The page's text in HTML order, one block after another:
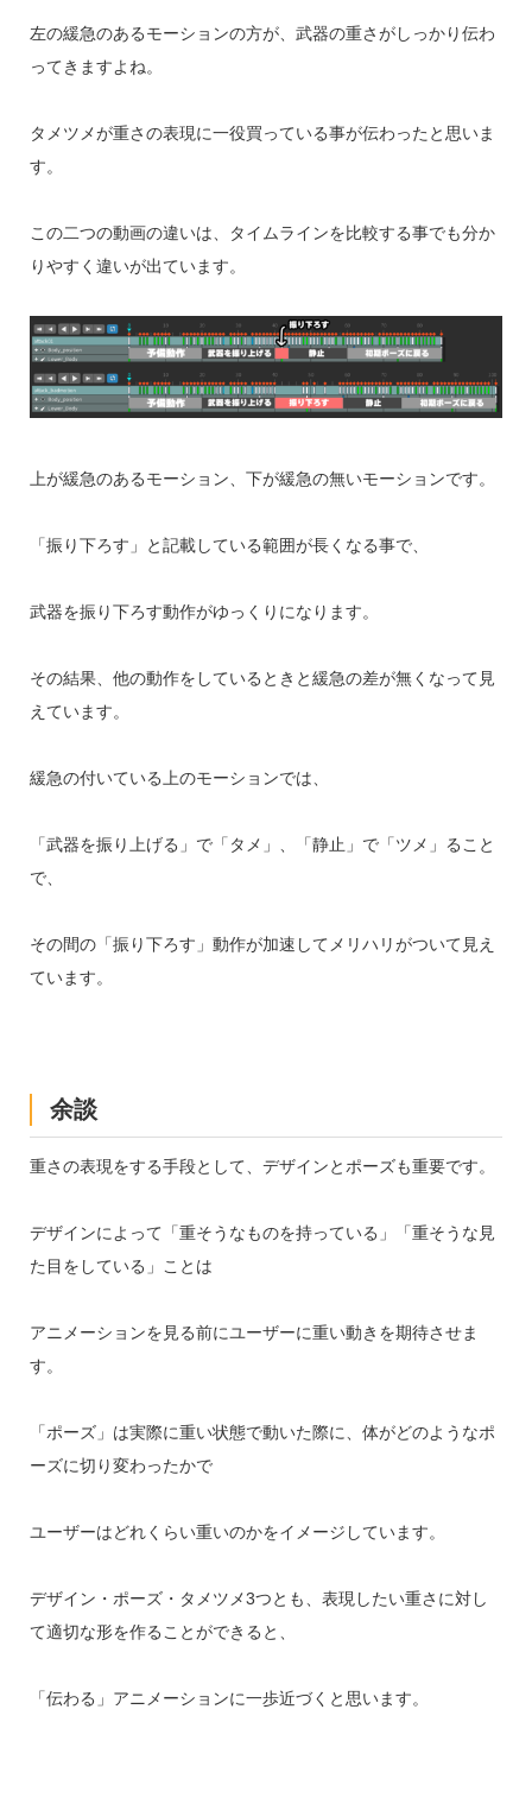
左の緩急のあるモーションの方が、武器の重さがしっかり伝わ
ってきますよね。
タメツメが重さの表現に一役買っている事が伝わったと思いま
す。
この二つの動画の違いは、タイムラインを比較する事でも分か
りやすく違いが出ています。
上が緩急のあるモーション、下が緩急の無いモーションです。
「振り下ろす」と記載している範囲が長くなる事で、
武器を振り下ろす動作がゆっくりになります。
その結果、他の動作をしているときと緩急の差が無くなって見
えています。
緩急の付いている上のモーションでは、
「武器を振り上げる」で「タメ」、「静止」で「ツメ」ること
で、
その間の「振り下ろす」動作が加速してメリハリがついて見え
ています。
余談
重さの表現をする手段として、デザインとポーズも重要です。
デザインによって「重そうなものを持っている」「重そうな見
た目をしている」ことは
アニメーションを見る前にユーザーに重い動きを期待させま
す。
「ポーズ」は実際に重い状態で動いた際に、体がどのようなポ
ーズに切り変わったかで
ユーザーはどれくらい重いのかをイメージしています。
デザイン・ポーズ・タメツメ3つとも、表現したい重さに対し
て適切な形を作ることができると、
「伝わる」アニメーションに一歩近づくと思います。